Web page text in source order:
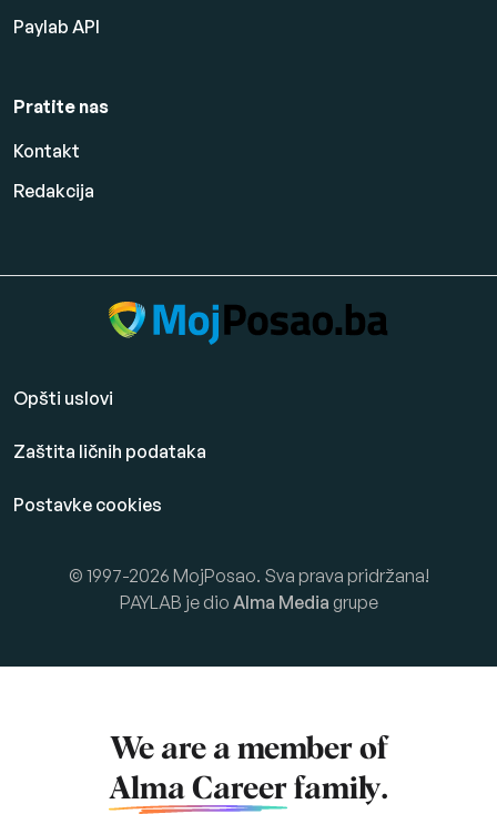
Paylab API
Pratite nas
Kontakt
Redakcija
Opšti uslovi
Zaštita ličnih podataka
Postavke cookies
© 1997-2026 MojPosao. Sva prava pridržana!
PAYLAB je dio Alma Media grupe
We are a member of
Alma Career family.